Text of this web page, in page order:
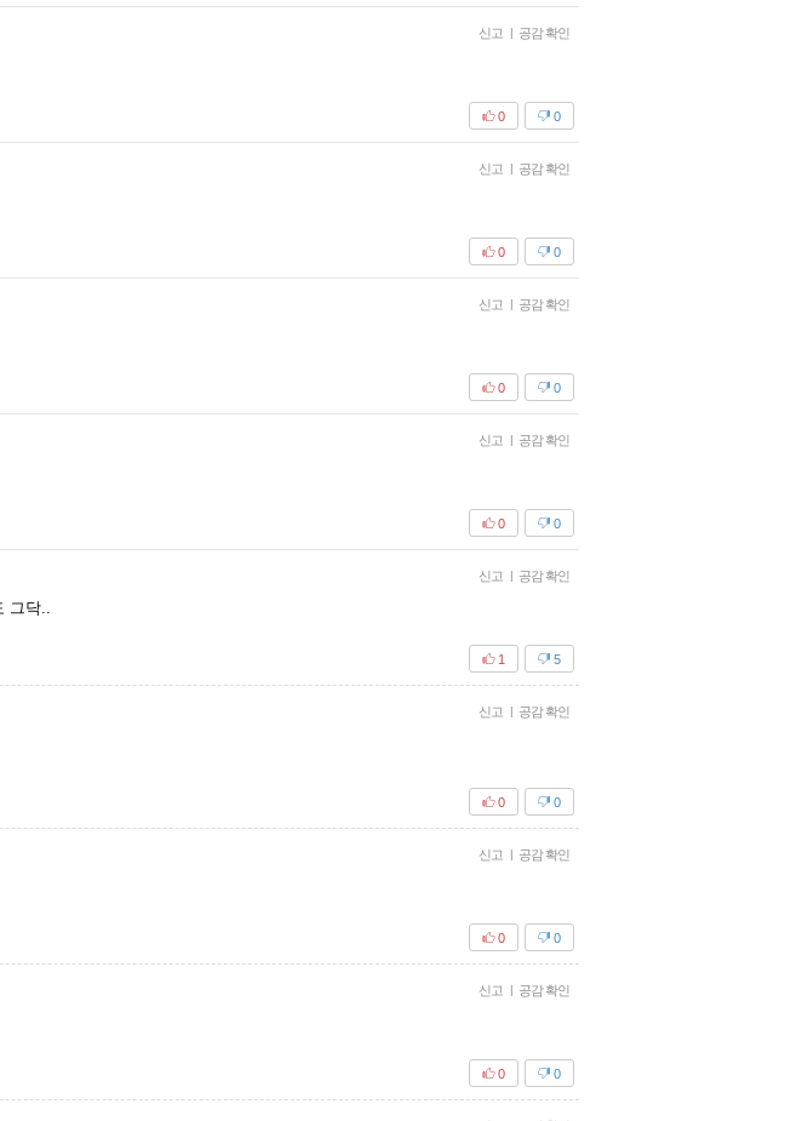
신고 | 공감 확인
0
0
신고 | 공감 확인
0
0
신고 | 공감 확인
0
0
신고 | 공감 확인
0
0
신고 | 공감 확인
그닥..
5
1
신고 | 공감 확인
0
0
신고 | 공감 확인
0
0
신고 | 공감 확인
0
0